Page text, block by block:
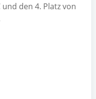
den 4. Platz von